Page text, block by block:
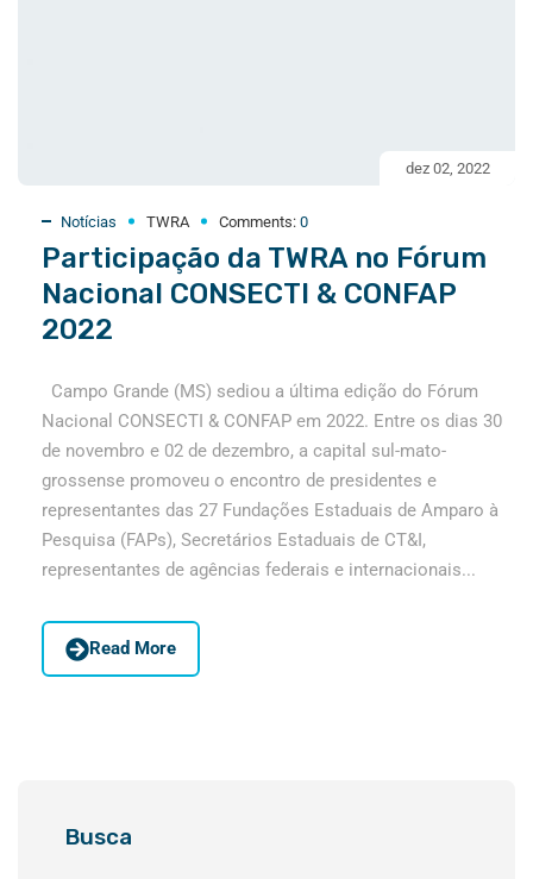
dez 02, 2022
Notícias TWRA Comments: 0
Participação da TWRA no Fórum
Nacional CONSECTI & CONFAP
2022
Campo Grande (MS) sediou a última edição do Fórum
Nacional CONSECTI & CONFAP em 2022. Entre os dias 30
de novembro e 02 de dezembro, a capital sul-mato-
grossense promoveu o encontro de presidentes e
representantes das 27 Fundações Estaduais de Amparo à
Pesquisa (FAPs), Secretários Estaduais de CT&I,
representantes de agências federais e internacionais...
Read More
Busca